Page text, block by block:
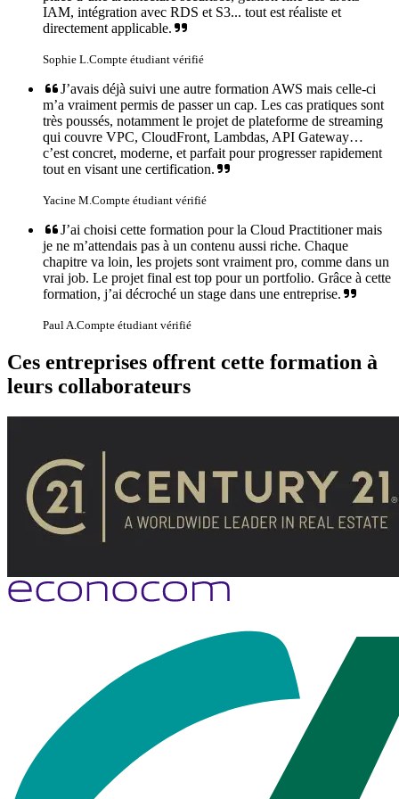
IAM, intégration avec RDS et S3... tout est réaliste et
directement applicable.
Sophie L.Compte étudiant vérifié
J’avais déjà suivi une autre formation AWS mais celle-ci
m’a vraiment permis de passer un cap. Les cas pratiques sont
très poussés, notamment le projet de plateforme de streaming
qui couvre VPC, CloudFront, Lambdas, API Gateway…
c’est concret, moderne, et parfait pour progresser rapidement
tout en visant une certification.
Yacine M.Compte étudiant vérifié
J’ai choisi cette formation pour la Cloud Practitioner mais
je ne m’attendais pas à un contenu aussi riche. Chaque
chapitre va loin, les projets sont vraiment pro, comme dans un
vrai job. Le projet final est top pour un portfolio. Grâce à cette
formation, j’ai décroché un stage dans une entreprise.
Paul A.Compte étudiant vérifié
Ces entreprises offrent cette formation à
leurs collaborateurs